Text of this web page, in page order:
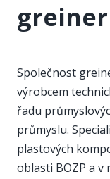
Společnost
výrobcem
řadu
průmyslu.
plastových
oblasti BOZP a v